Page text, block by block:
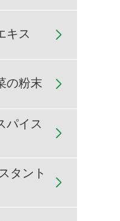
キス 
の粉末 
パイス

タント
